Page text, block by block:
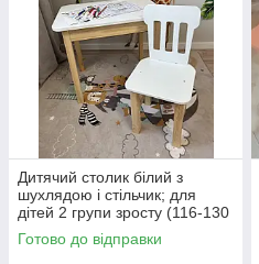
Дитячий столик білий з
шухлядою і стільчик; для
дітей 2 групи зросту (116-130
см)
Готово до відправки